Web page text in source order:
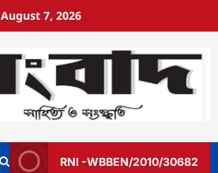
August 7, 2026
RNI -WBBEN/2010/30682